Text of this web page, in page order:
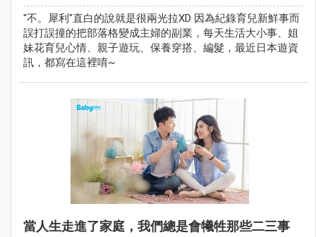
"不。犀利"直白的說就是很兩光拉XD 因為紀錄育兒新鮮事而
誤打誤撞的把部落格變成主婦的副業，每天生活大小事、姐
妹花育兒心情、親子遊玩、保養穿搭、編髮，最近日本遊資
訊，都寫在這裡唷~
當人生走進了家庭，我們總是會犧牲那些二三事